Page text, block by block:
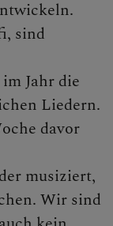
sind
Jahr die
Liedern.
davor
musiziert,
Wir sind